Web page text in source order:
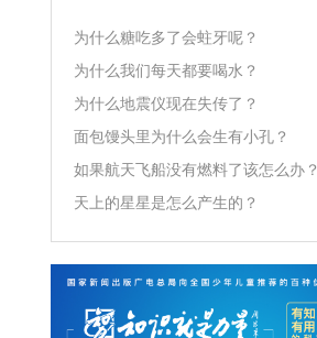
为什么糖吃多了会蛀牙呢？
为什么我们每天都要喝水？
为什么地震仪现在失传了？
面包馒头里为什么会生有小孔？
如果航天飞船没有燃料了该怎么办？
天上的星星是怎么产生的？